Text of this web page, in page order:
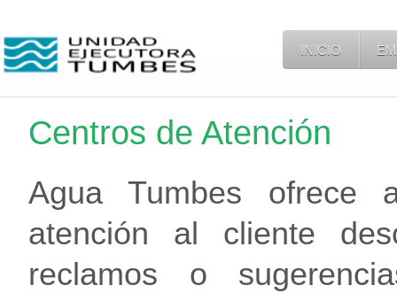
INICIO
Centros de Atención
Agua Tumbes ofrece
atención al cliente
reclamos o